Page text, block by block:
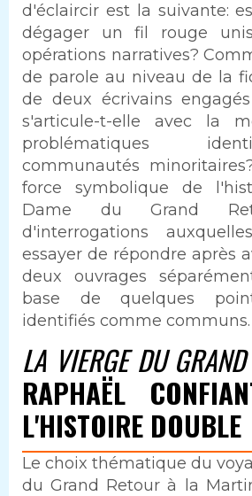
d'éclaircir est la suivante:
dégager un fil rouge
opérations narratives?
de parole au niveau de la
de deux écrivains
s'articule-t-elle avec la
problématiques
communautés
force symbolique de
Dame du Grand
d'interrogations
essayer de répondre après
deux ouvrages
base de quelques
identifiés comme communs.
LA VIERGE DU
RAPHAËL
L'HISTOIRE DOUBLE
Le choix thématique du
du Grand Retour à la